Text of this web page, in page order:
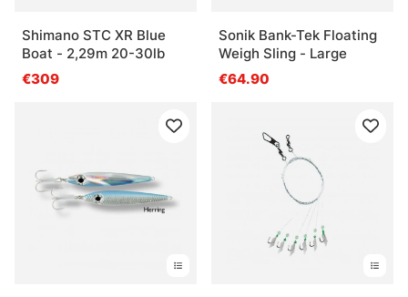
Shimano STC XR Blue
Boat - 2,29m 20-30lb
€309
Sonik Bank-Tek Floating
Weigh Sling - Large
€64.90